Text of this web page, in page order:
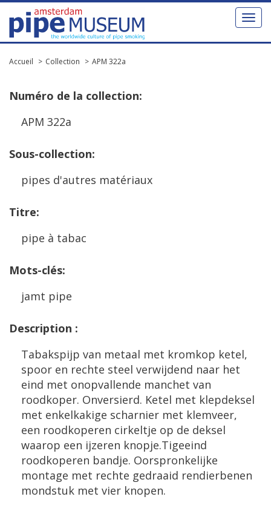
Toggle
Accueil Collection APM 322a
Numéro de la collection:
APM 322a
Sous-collection:
pipes d'autres matériaux
Titre:
pipe à tabac
Mots-clés:
jamt pipe
Description :
Tabakspijp van metaal met kromkop ketel,
spoor en rechte steel verwijdend naar het
eind met onopvallende manchet van
roodkoper. Onversierd. Ketel met klepdeksel
met enkelkakige scharnier met klemveer,
een roodkoperen cirkeltje op de deksel
waarop een ijzeren knopje.Tigeeind
roodkoperen bandje. Oorspronkelijke
montage met rechte gedraaid rendierbenen
mondstuk met vier knopen.